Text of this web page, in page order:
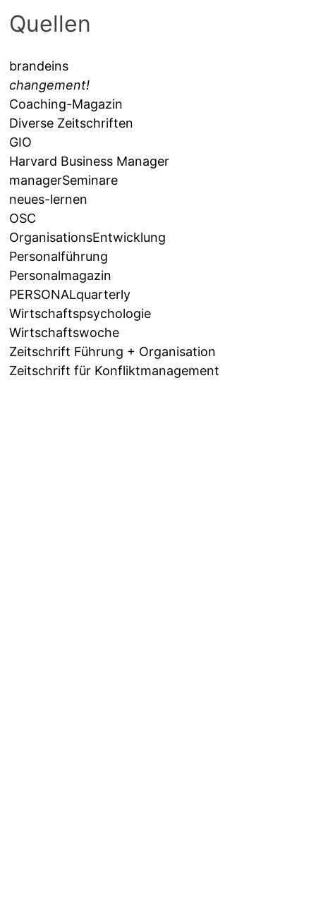
Quellen
brandeins
changement!
Coaching-Magazin
Diverse Zeitschriften
GIO
Harvard Business Manager
managerSeminare
neues-lernen
OSC
OrganisationsEntwicklung
Personalführung
Personalmagazin
PERSONALquarterly
Wirtschaftspsychologie
Wirtschaftswoche
Zeitschrift Führung + Organisation
Zeitschrift für Konfliktmanagement